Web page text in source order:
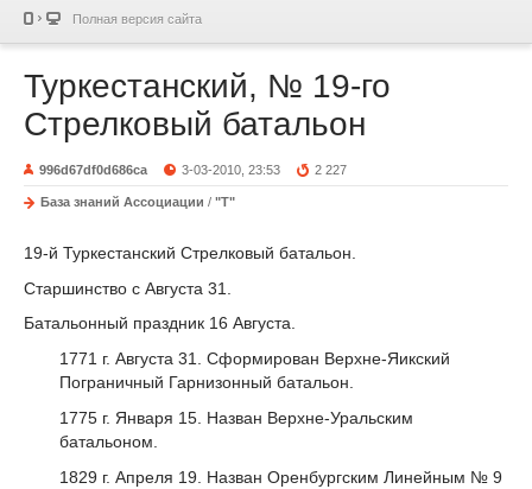
Полная версия сайта
Туркестанский, № 19-го
Стрелковый батальон
996d67df0d686ca 3-03-2010, 23:53 2 227
База знаний Ассоциации / "Т"
19-й Туркестанский Стрелковый батальон.
Старшинство с Августа 31.
Батальонный праздник 16 Августа.
1771 г. Августа 31. Сформирован Верхне-Яикский
Пограничный Гарнизонный батальон.
1775 г. Января 15. Назван Верхне-Уральским
батальоном.
1829 г. Апреля 19. Назван Оренбургским Линейным № 9